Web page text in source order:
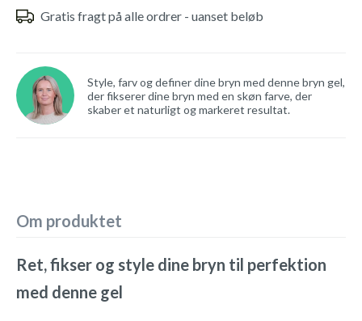
Gratis fragt på alle ordrer - uanset beløb
Style, farv og definer dine bryn med denne bryn gel,
der fikserer dine bryn med en skøn farve, der
skaber et naturligt og markeret resultat.
Om produktet
Ret, fikser og style dine bryn til perfektion
med denne gel